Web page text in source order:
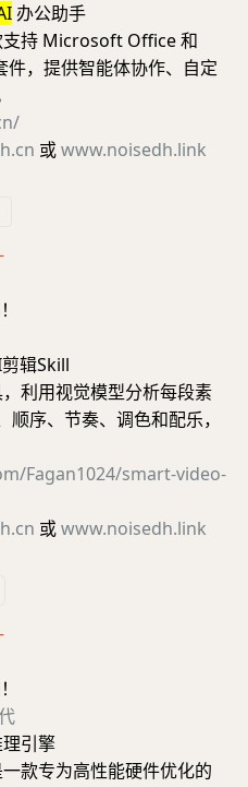
办公助手
支持 Microsoft Office 和
件，提供智能体协作、自定
或www.noisedh.link
辑Skill
利用视觉模型分析每段素
序、节奏、调色和配乐，
Fagan1024/smart-video-
或www.noisedh.link
引擎
款专为高性能硬件优化的